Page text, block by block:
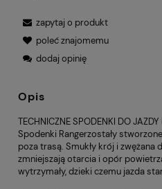
zapytaj o produkt
poleć znajomemu
dodaj opinię
Opis
TECHNICZNE SPODENKI DO
Spodenki Rangerzostały
poza trasą. Smukły krój i zwężana
zmniejszają otarcia i opór
wytrzymały, dzieki czemu jazda